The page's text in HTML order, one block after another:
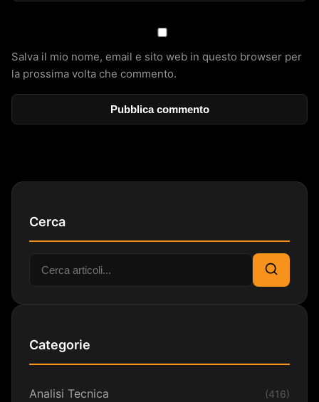
Salva il mio nome, email e sito web in questo browser per
la prossima volta che commento.
Cerca
Cerca:
Cerca
Categorie
Analisi Tecnica (416)